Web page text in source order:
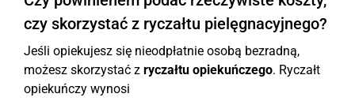
czy skorzystać z ryczałtu pielęgnacyjnego?
Jeśli opiekujesz się nieodpłatnie osobą bezradną,
możesz skorzystać z ryczałtu opiekuńczego. Ryczałt
opiekuńczy wynosi